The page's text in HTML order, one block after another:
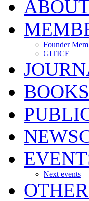
Founder
GITICE
BOOKS
NEWS
Next events